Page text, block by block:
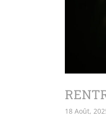
18 Août,